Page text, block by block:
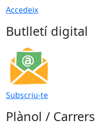
Accedeix
Butlletí digital
Subscriu-te
Plànol / Carrers